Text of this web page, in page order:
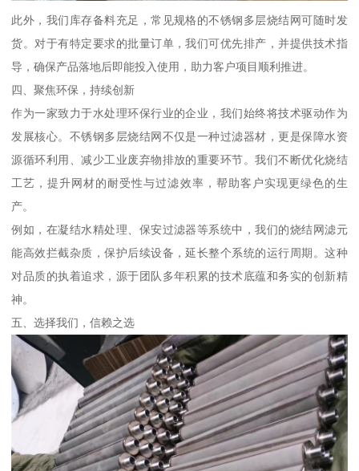
此外，我们库存备料充足，常见规格的不锈钢多层烧结网可随时发
货。对于有特定要求的批量订单，我们可优先排产，并提供技术指
导，确保产品落地后即能投入使用，助力客户项目顺利推进。
四、聚焦环保，持续创新
作为一家致力于水处理环保行业的企业，我们始终将技术驱动作为
发展核心。不锈钢多层烧结网不仅是一种过滤器材，更是保障水资
源循环利用、减少工业废弃物排放的重要环节。我们不断优化烧结
工艺，提升网材的耐受性与过滤效率，帮助客户实现更绿色的生
产。
例如，在凝结水精处理、保安过滤器等系统中，我们的烧结网滤元
能高效拦截杂质，保护后续设备，延长整个系统的运行周期。这种
对品质的执着追求，源于团队多年积累的技术底蕴和务实的创新精
神。
五、选择我们，信赖之选